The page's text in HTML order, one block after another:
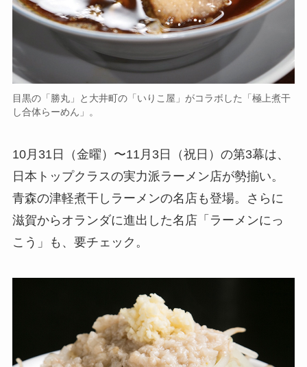
目黒の「勝丸」と大井町の「いりこ屋」がコラボした「極上煮干
し合体らーめん」。
10月31日（金曜）〜11月3日（祝日）の第3幕は、
日本トップクラスの実力派ラーメン店が勢揃い。
青森の津軽煮干しラーメンの名店も登場。さらに
滋賀からオランダに進出した名店「ラーメンにっ
こう」も、要チェック。